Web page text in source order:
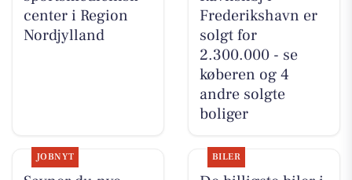
center i Region
Nordjylland
Frederikshavn er
solgt for
2.300.000 - se
køberen og 4
andre solgte
boliger
JOBNYT BILER